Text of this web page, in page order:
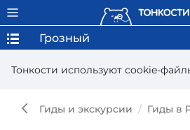
Тонкости используют сookie-
Грозный
Гиды и экскурсии Гиды в